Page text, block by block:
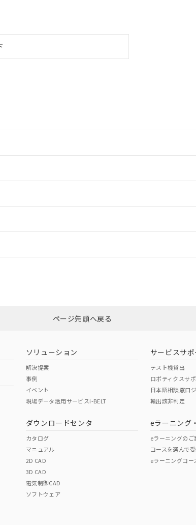
ロードはこちら
品が混在する可能性があります。
ださい。
（日本
（アメリカ
この製品の規格認証/適合
その他の認証はこちらのページからご
ページ先頭へ戻る
ソリューション
解決提案
事例
イベント
現場データ活用サービスi-BELT
ダウンロードセンタ
カタログ
マニュアル
2D CAD
3D CAD
電気制御CAD
ソフトウェア
サービスサポ
テスト機貸出
ロボティクスサ
日本語相談窓口
輸出該非判定
eラーニング
eラーニングのご
コースを選んで
eラーニングコー